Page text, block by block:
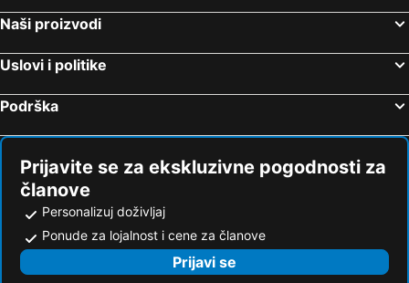
Naši proizvodi
Uslovi i politike
Podrška
Prijavite se za ekskluzivne pogodnosti za
članove
Personalizuj doživljaj
Ponude za lojalnost i cene za članove
Prijavi se